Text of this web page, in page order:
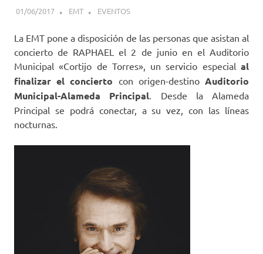
01/06/2017 EMT EVENTOS
La EMT pone a disposición de las personas que asistan al
concierto de RAPHAEL el 2 de junio en el Auditorio
Municipal «Cortijo de Torres», un servicio especial al
finalizar el concierto con origen-destinoAuditorio
Municipal-Alameda Principal. Desde la Alameda
Principal se podrá conectar, a su vez, con las líneas
nocturnas.